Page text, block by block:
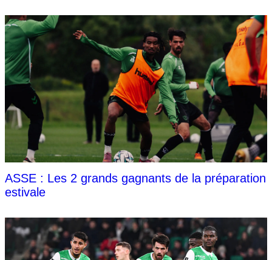
ASSE : Les 2 grands gagnants de la préparation
estivale